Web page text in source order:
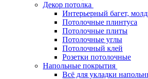
Декор потолка
Интерьерный багет,
Потолочные плинтуса
Потолочные плиты
Потолочные углы
Потолочный клей
Розетки потолочные
Напольные покрытия
Всё для укладки